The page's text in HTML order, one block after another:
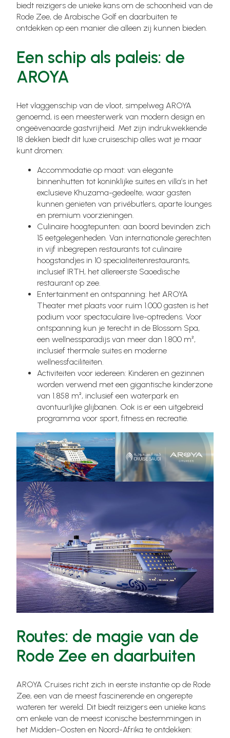
biedt reizigers de unieke kans om de schoonheid van de
Rode Zee, de Arabische Golf en daarbuiten te
ontdekken op een manier die alleen zij kunnen bieden.
Een schip als paleis: de
AROYA
Het vlaggenschip van de vloot, simpelweg AROYA
genoemd, is een meesterwerk van modern design en
ongeëvenaarde gastvrijheid. Met zijn indrukwekkende
18 dekken biedt dit luxe cruiseschip alles wat je maar
kunt dromen:
Accommodatie op maat: van elegante
binnenhutten tot koninklijke suites en villa’s in het
exclusieve Khuzama-gedeelte, waar gasten
kunnen genieten van privébutlers, aparte lounges
en premium voorzieningen.
Culinaire hoogtepunten: aan boord bevinden zich
15 eetgelegenheden. Van internationale gerechten
in vijf inbegrepen restaurants tot culinaire
hoogstandjes in 10 specialiteitenrestaurants,
inclusief IRTH, het allereerste Saoedische
restaurant op zee.
Entertainment en ontspanning: het AROYA
Theater met plaats voor ruim 1.000 gasten is het
podium voor spectaculaire live-optredens. Voor
ontspanning kun je terecht in de Blossom Spa,
een wellnessparadijs van meer dan 1.800 m²,
inclusief thermale suites en moderne
wellnessfaciliteiten.
Activiteiten voor iedereen: Kinderen en gezinnen
worden verwend met een gigantische kinderzone
van 1.858 m², inclusief een waterpark en
avontuurlijke glijbanen. Ook is er een uitgebreid
programma voor sport, fitness en recreatie.
Routes: de magie van de
Rode Zee en daarbuiten
AROYA Cruises richt zich in eerste instantie op de Rode
Zee, een van de meest fascinerende en ongerepte
wateren ter wereld. Dit biedt reizigers een unieke kans
om enkele van de meest iconische bestemmingen in
het Midden-Oosten en Noord-Afrika te ontdekken: